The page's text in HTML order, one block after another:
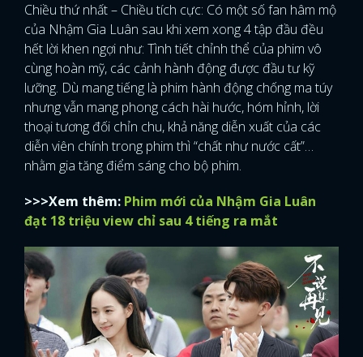
Chiều thứ nhất – Chiều tích cực: Có một số fan hâm mộ
của Nhậm Gia Luân sau khi xem xong 4 tập đầu đều
hết lời khen ngợi như: Tình tiết chỉnh thể của phim vô
cùng hoàn mỹ, các cảnh hành động được đầu tư kỹ
lưỡng. Dù mang tiếng là phim hành động chống ma túy
nhưng vẫn mang phong cách hài hước, hóm hỉnh, lời
thoại tương đối chỉn chu, khả năng diễn xuất của các
diễn viên chính trong phim thì “chất như nước cất”…
nhằm gia tăng điểm sáng cho bộ phim.
>>>Xem thêm: Phim mới của Nhậm Gia Luân
đạt 18 triệu view chỉ sau 4 tiếng ra mắt